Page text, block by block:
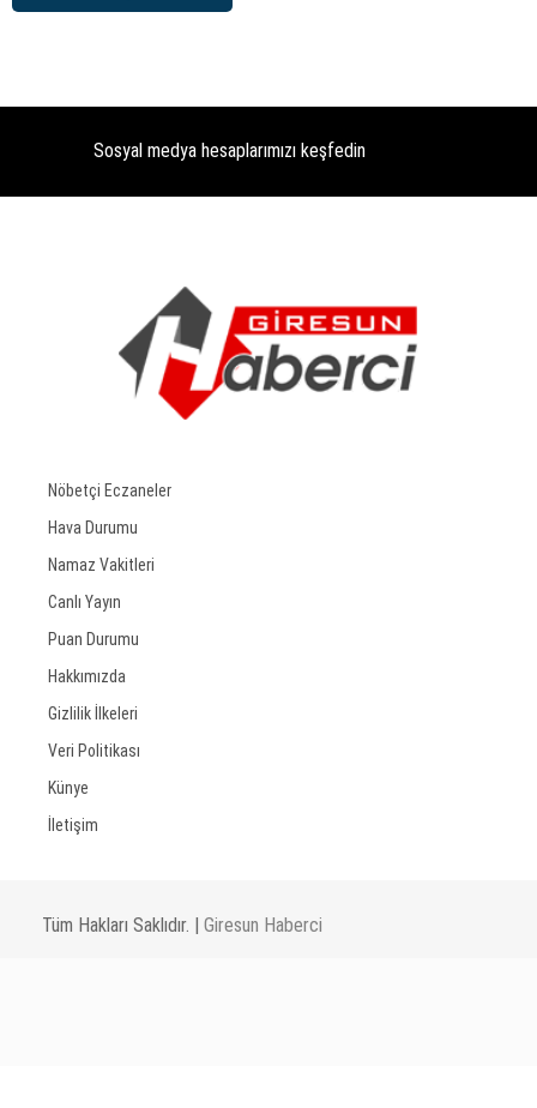
Sosyal medya hesaplarımızı keşfedin
Nöbetçi Eczaneler
Hava Durumu
Namaz Vakitleri
Canlı Yayın
Puan Durumu
Hakkımızda
Gizlilik İlkeleri
Veri Politikası
Künye
İletişim
Tüm Hakları Saklıdır. | Giresun Haberci